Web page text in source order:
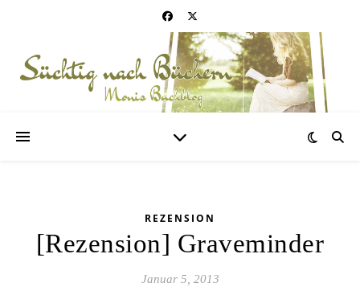
REZENSION
[Rezension] Graveminder
Januar 5, 2013